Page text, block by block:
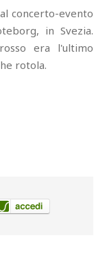
concerto-evento
in Svezia.
era l'ultimo
rotola.